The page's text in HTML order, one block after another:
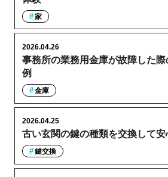
家
事務所の業務用金庫が故障した
例
2026.04.26
金庫
古い玄関の鍵の種類を交換して
2026.04.25
鍵交換